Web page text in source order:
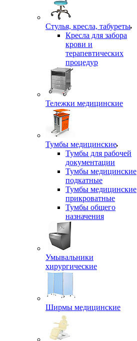
Стулья, кресла, табуреты
Кресла для забора
крови и
терапевтических
процедур
Тележки медицинские
Тумбы медицинские
Тумбы для рабочей
документации
Тумбы медицинские
подкатные
Тумбы медицинские
прикроватные
Тумбы общего
назначения
Умывальники
хирургические
Ширмы медицинские